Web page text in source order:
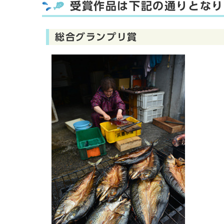
受賞作品は下記の通りとな
総合グランプリ賞